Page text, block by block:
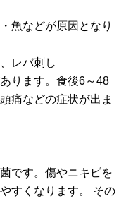
魚などが原因となり
レバ刺し
ります。食後6～48
痛などの症状が出ま
です。傷やニキビを
すくなります。 その